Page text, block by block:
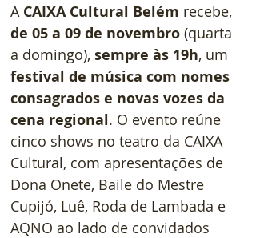
A CAIXA Cultural Belém recebe,
de 05 a 09 de novembro (quarta
a domingo), sempre às 19h, um
festival de música com nomes
consagrados e novas vozes da
cena regional. O evento reúne
cinco shows no teatro da CAIXA
Cultural, com apresentações de
Dona Onete, Baile do Mestre
Cupijó, Luê, Roda de Lambada e
AQNO ao lado de convidados